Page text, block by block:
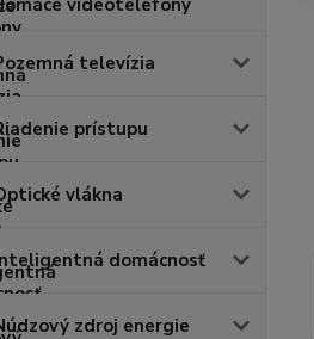
televízia
prístupu
vlákna
domácnosť
zdroj energie